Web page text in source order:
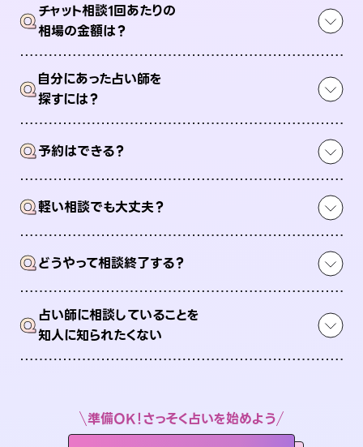
Qチャット相談1回あたりの
相場の金額は？
Q自分にあった占い師を
探すには？
Q予約はできる？
Q軽い相談でも大丈夫？
Qどうやって相談終了する？
Q占い師に相談していることを
知人に知られたくない
準備OK！さっそく占いを始めよう